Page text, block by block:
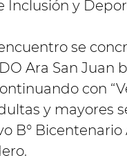
Inclusión y
se
Ara San Juan
con
y mayores
B°